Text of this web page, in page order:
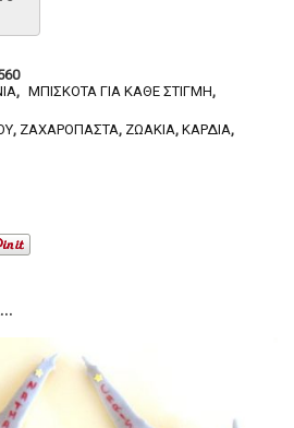
, ΜΠΙΣΚΌΤΑ ΓΙΑ ΚΆΘΕ ΣΤΙΓΜΉ,
, ΖΑΧΑΡΌΠΑΣΤΑ, ΖΩΆΚΙΑ, ΚΑΡΔΙΆ,